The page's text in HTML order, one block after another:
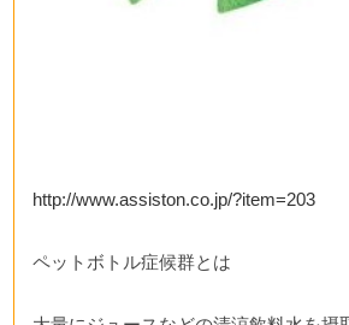
http://www.assiston.co.jp/?item=203
ペットボトル症候群とは